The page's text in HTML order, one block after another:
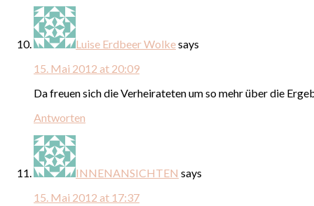
Luise Erdbeer Wolkesays
15. Mai 2012 at 20:09
Da freuen sich die Verheirateten um so mehr über die
Antworten
INNENANSICHTEN says
15. Mai 2012 at 17:37